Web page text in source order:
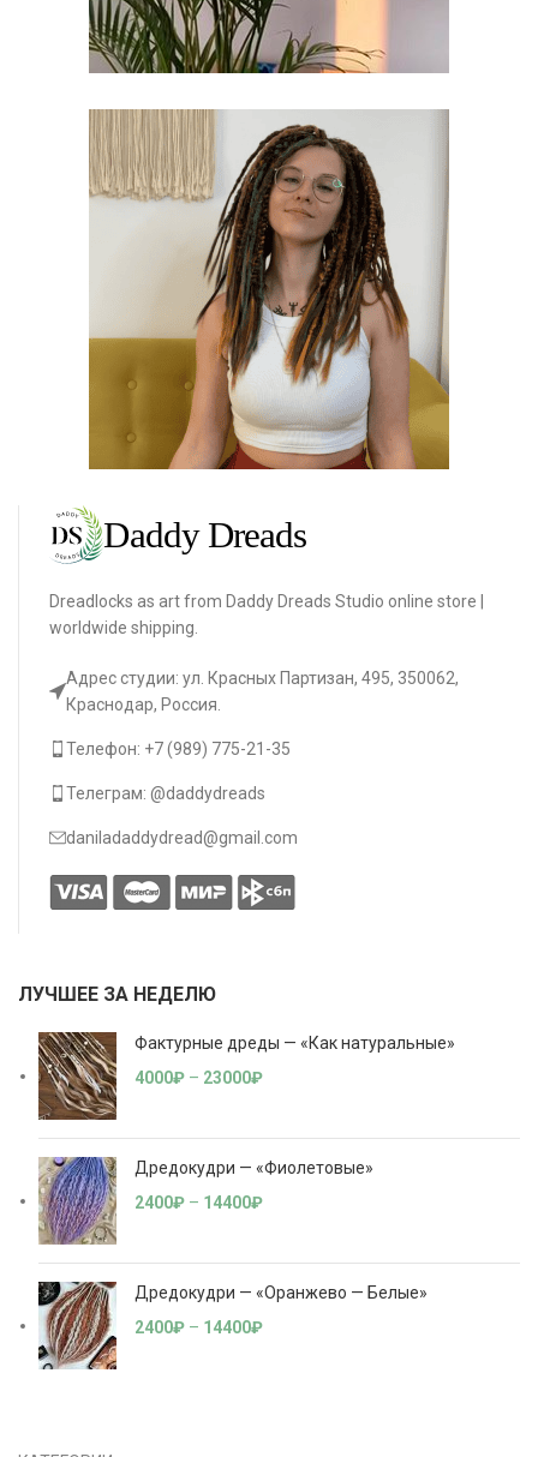
Dreadlocks as art from Daddy Dreads Studio online store |
worldwide shipping.
Адрес студии: ул. Красных Партизан, 495, 350062,
Краснодар, Россия.
Телефон: +7 (989) 775-21-35
Телеграм: @daddydreads
daniladaddydread@gmail.com
ЛУЧШЕЕ ЗА НЕДЕЛЮ
Фактурные дреды — «Как натуральные»
4000₽ – 23000₽
Дредокудри — «Фиолетовые»
2400₽ – 14400₽
Дредокудри — «Оранжево — Белые»
2400₽ – 14400₽